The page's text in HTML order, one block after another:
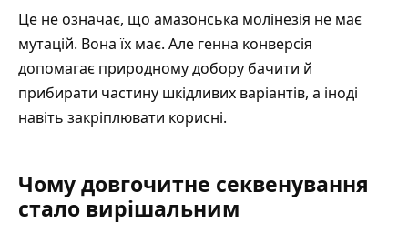
Це не означає, що амазонська молінезія не має
мутацій. Вона їх має. Але генна конверсія
допомагає природному добору бачити й
прибирати частину шкідливих варіантів, а іноді
навіть закріплювати корисні.
Чому довгочитне секвенування
стало вирішальним